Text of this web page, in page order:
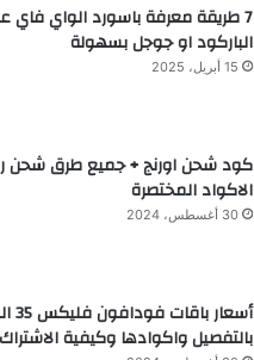
7 طريقة معرفة باسورد الواي فاي
الباركود او جوجل بسهولة
15 أبريل، 2025
كود شحن اورنج + جميع طرق شحن
الاكواد المختصرة
30 أغسطس، 2024
بالتفصيل واكوادها وكيفية الاشتراك